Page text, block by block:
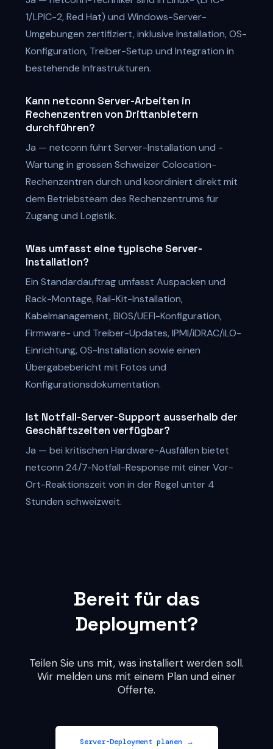
1/LPIC-2, Red Hat) und Windows-Server-
Umgebungen zertifiziert, inklusive Installation, OS-
Konfiguration, Treiber-Setup und Integration in
bestehende Infrastrukturen.
Kann netconn Server-Arbeiten in
Rechenzentren von Drittanbietern
durchführen?
Ja — netconn führt Server-Installation und -
Wartung in grossen Schweizer Colocation-
Rechenzentren durch und koordiniert direkt mit
dem Betriebsteam des Rechenzentrums für
Zugang und Logistik.
Was umfasst eine typische Server-
Installation?
Ein Standardauftrag umfasst Auspacken und
Rack-Montage, Rail-Kit-Installation,
Kabelmanagement, BIOS/UEFI-Konfiguration,
Firmware- und Treiber-Updates, IPMI/iDRAC/iLO-
Einrichtung, OS-Installation sowie einen
Übergabebericht mit Fotos und
Konfigurationsdokumentation.
Ist Notfall-Server-Support ausserhalb der
Geschäftszeiten verfügbar?
Ja — bei kritischen Hardware-Ausfällen bietet
netconn 24/7-Notfall-Response mit einer Vor-
Ort-Reaktionszeit von in der Regel unter 4
Stunden schweizweit.
Bereit für das
Deployment?
Teilen Sie uns mit, was installiert werden soll.
Wir melden uns mit einem Plan und einer
Offerte.
Server-Deployment planen →